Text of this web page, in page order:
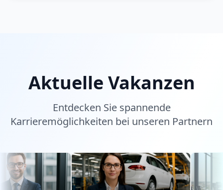
Aktuelle Vakanzen
Entdecken Sie spannende
Karrieremöglichkeiten bei unseren Partnern